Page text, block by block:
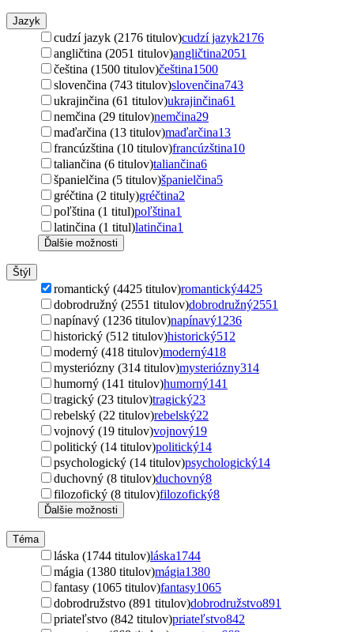
Jazyk
cudzí jazyk (2176 titulov)cudzí jazyk2176
angličtina (2051 titulov)angličtina2051
čeština (1500 titulov)čeština1500
slovenčina (743 titulov)slovenčina743
ukrajinčina (61 titulov)ukrajinčina61
nemčina (29 titulov)nemčina29
maďarčina (13 titulov)maďarčina13
francúzština (10 titulov)francúzština10
taliančina (6 titulov)taliančina6
španielčina (5 titulov)španielčina5
gréčtina (2 tituly)gréčtina2
poľština (1 titul)poľština1
latinčina (1 titul)latinčina1
Ďalšie možnosti
Štýl
romantický (4425 titulov)romantický4425
dobrodružný (2551 titulov)dobrodružný2551
napínavý (1236 titulov)napínavý1236
historický (512 titulov)historický512
moderný (418 titulov)moderný418
mysteriózny (314 titulov)mysteriózny314
humorný (141 titulov)humorný141
tragický (23 titulov)tragický23
rebelský (22 titulov)rebelský22
vojnový (19 titulov)vojnový19
politický (14 titulov)politický14
psychologický (14 titulov)psychologický14
duchovný (8 titulov)duchovný8
filozofický (8 titulov)filozofický8
Ďalšie možnosti
Téma
láska (1744 titulov)láska1744
mágia (1380 titulov)mágia1380
fantasy (1065 titulov)fantasy1065
dobrodružstvo (891 titulov)dobrodružstvo891
priateľstvo (842 titulov)priateľstvo842